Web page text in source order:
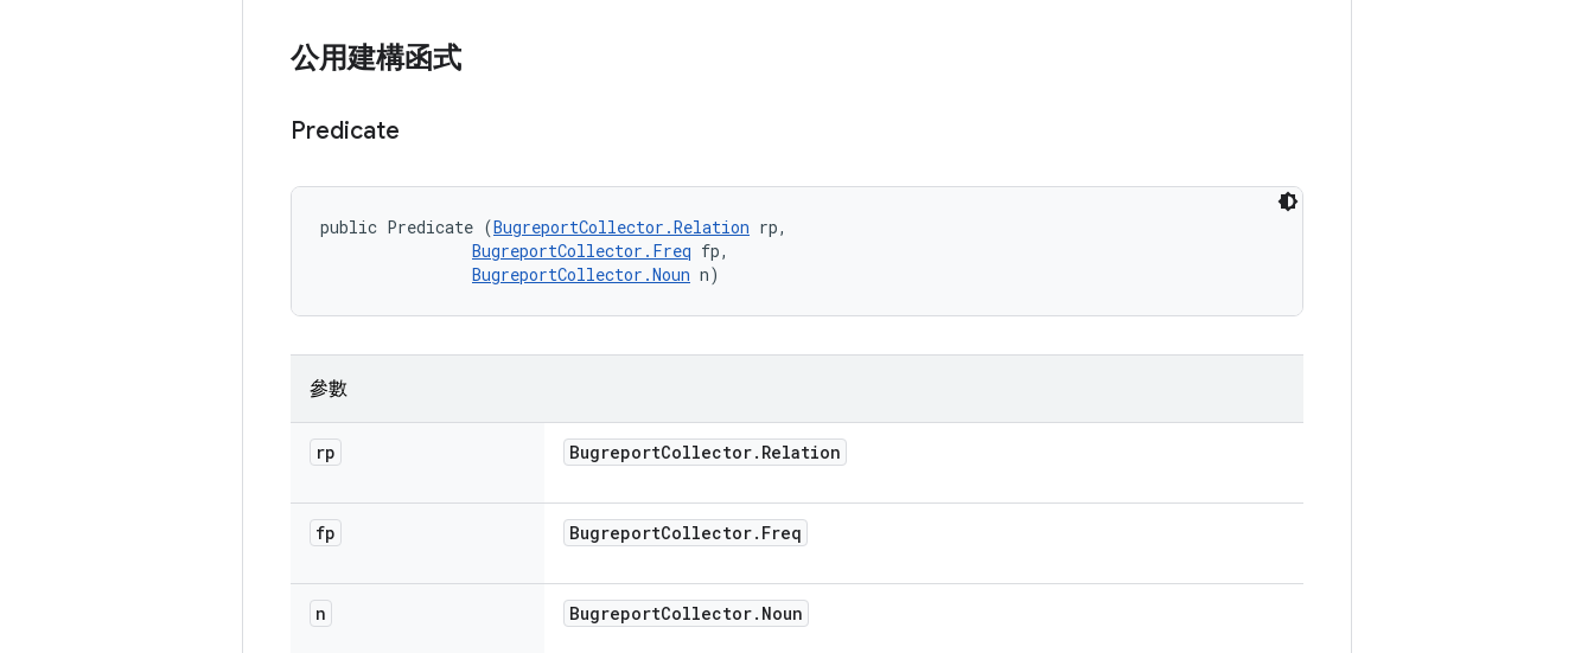
公用建構函式
Predicate
public Predicate (BugreportCollector.Relation rp,
BugreportCollector.Freq fp,
BugreportCollector.Noun n)
參數
rp BugreportCollector. Relation
fp BugreportCollector. Freq
n BugreportCollector. Noun